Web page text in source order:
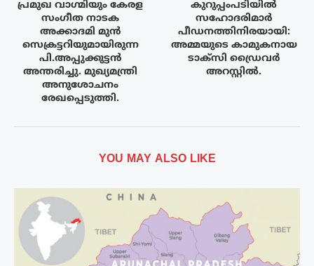
പ്രമുഖ വാഗ്മിയും കേരള
സംഗീത നാടക
അക്കാദമി മുൻ
സെക്രട്ടറിയുമായിരുന്ന
പി.അപ്പുക്കുട്ടൻ
അന്തരിച്ചു. മുഖ്യമന്ത്രി
അനുശോചനം
രേഖപ്പെടുത്തി.
കുറുപ്പംപടിയിൽ
സഹോദരിമാർ
പീഡനത്തിനിരയായി:
അമ്മയുടെ കാമുകനായ
ടാക്സി ഡ്രൈവർ
അറസ്റ്റിൽ.
YOU MAY ALSO LIKE